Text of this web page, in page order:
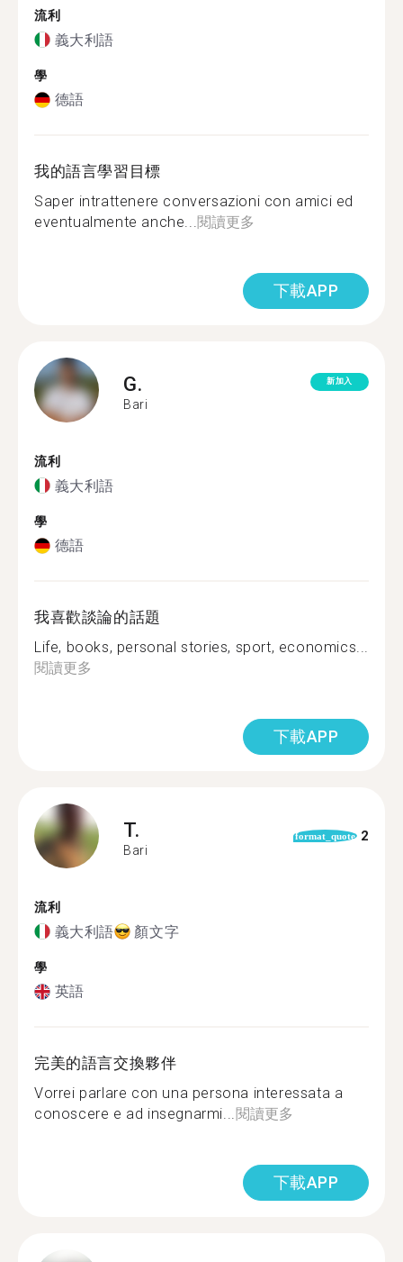
流利
義大利語
學
德語
我的語言學習目標
Saper intrattenere conversazioni con amici ed
eventualmente anche...閱讀更多
下載APP
G.
Bari
新加入
流利
義大利語
學
德語
我喜歡談論的話題
Life, books, personal stories, sport, economics...
閱讀更多
下載APP
T.
Bari
format_quote 2
流利
義大利語 顏文字
學
英語
完美的語言交換夥伴
Vorrei parlare con una persona interessata a
conoscere e ad insegnarmi...閱讀更多
下載APP